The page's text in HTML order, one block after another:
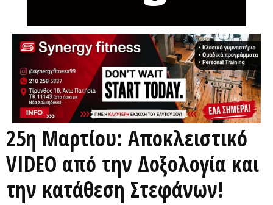
25η Μαρτίου: Αποκλειστικό
VIDEO από την Δοξολογία και
την κατάθεση Στεφάνων!